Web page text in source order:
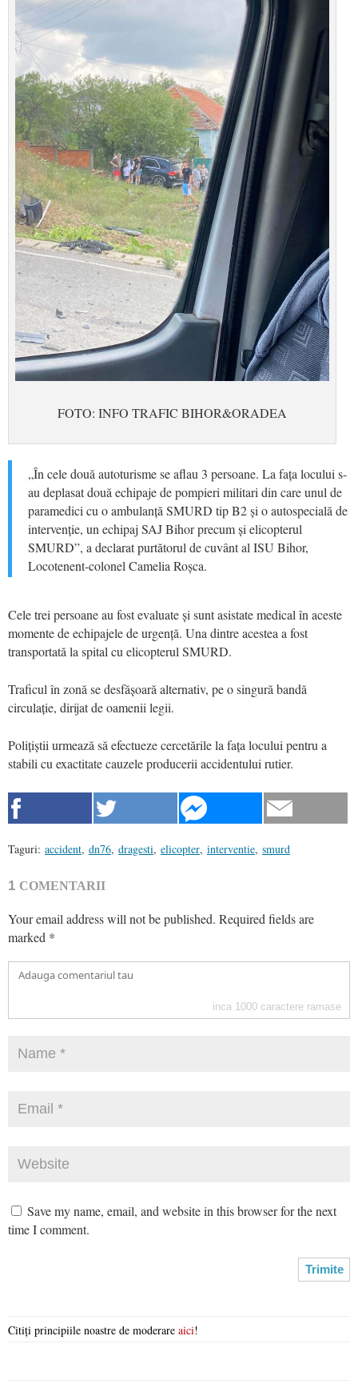
FOTO: INFO TRAFIC BIHOR&ORADEA
„În cele două autoturisme se aflau 3 persoane. La fața locului s-
au deplasat două echipaje de pompieri militari din care unul de
paramedici cu o ambulanță SMURD tip B2 și o autospecială de
intervenție, un echipaj SAJ Bihor precum și elicopterul
SMURD”, a declarat purtătorul de cuvânt al ISU Bihor,
Locotenent-colonel Camelia Roșca.
Cele trei persoane au fost evaluate și sunt asistate medical în aceste
momente de echipajele de urgență. Una dintre acestea a fost
transportată la spital cu elicopterul SMURD.
Traficul în zonă se desfășoară alternativ, pe o singură bandă
circulație, dirijat de oamenii legii.
Polițiștii urmează să efectueze cercetările la fața locului pentru a
stabili cu exactitate cauzele producerii accidentului rutier.
Taguri: accident, dn76, dragesti, elicopter, interventie, smurd
1 COMENTARII
Your email address will not be published. Required fields are
marked *
inca 1000 caractere ramase
Save my name, email, and website in this browser for the next
time I comment.
Citiți principiile noastre de moderare aici!